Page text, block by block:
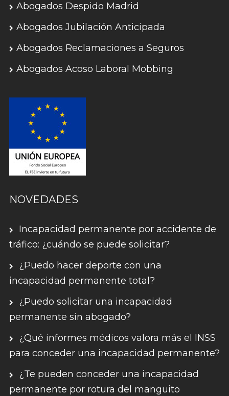
Abogados Despido Madrid
Abogados Jubilación Anticipada
Abogados Reclamaciones a Seguros
Abogados Acoso Laboral Mobbing
NOVEDADES
Incapacidad permanente por accidente de
tráfico: ¿cuándo se puede solicitar?
¿Puedo hacer deporte con una
incapacidad permanente total?
¿Puedo solicitar una incapacidad
permanente sin abogado?
¿Qué informes médicos valora más el INSS
para conceder una incapacidad permanente?
¿Te pueden conceder una incapacidad
permanente por rotura del manguito